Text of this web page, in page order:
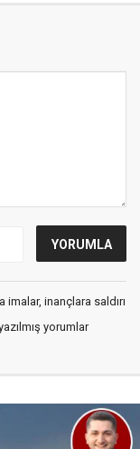
inançlara saldırı
yorumlar